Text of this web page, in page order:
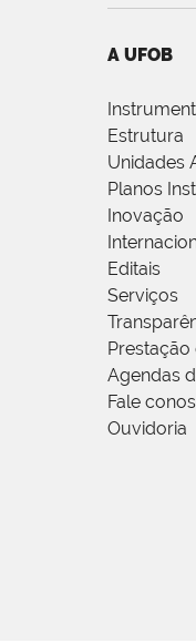
A UFOB
Estrutura
Unidades
Planos
Inovação
Editais
Serviços
Prestação
Agendas
Fale
Ouvidoria